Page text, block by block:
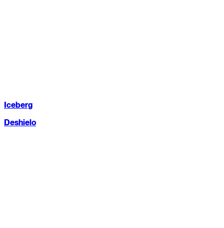
Iceberg
Deshielo